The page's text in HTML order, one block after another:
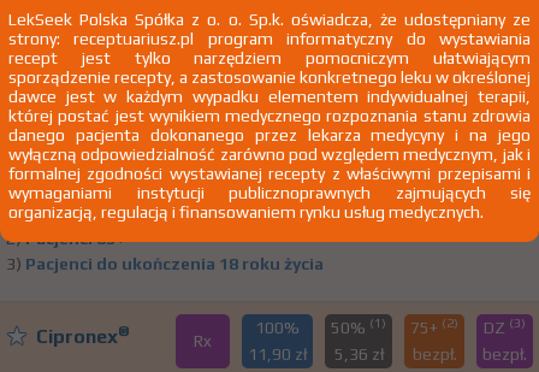
Cipronex® Rx
100%
7,86 zł
50%
4,40 zł
75+
bezpł. bezpł.
Ciprofloxacinum
tabl. powl. 250 mg 10 szt.
Doustnie
Zakłady Farmaceutyczne Polpharma
SA
1) Refundacja we wszystkich zarejestrowanych wskazaniach.Pokaż
wskazania z ChPL
2)Pacjenci 65+
3) Pacjenci do ukończenia 18 roku życia
Cipronex® Rx
100%
11,90 zł
50% (1)
5,36 zł
75+ (2)
bezpł.
DZ (3)
bezpł.
LekSeek Polska Spółka z o. o. Sp.k. oświadcza, że udostępniany ze
strony: receptuariusz.pl program informatyczny do wystawiania
recept jest tylko narzędziem pomocniczym ułatwiającym
sporządzenie recepty, a zastosowanie konkretnego leku w określonej
dawce jest w każdym wypadku elementem indywidualnej terapii,
której postać jest wynikiem medycznego rozpoznania stanu zdrowia
danego pacjenta dokonanego przez lekarza medycyny i na jego
wyłączną odpowiedzialność zarówno pod względem medycznym, jak i
formalnej zgodności wystawianej recepty z właściwymi przepisami i
wymaganiami instytucji publicznoprawnych zajmujących się
organizacją, regulacją i finansowaniem rynku usług medycznych.